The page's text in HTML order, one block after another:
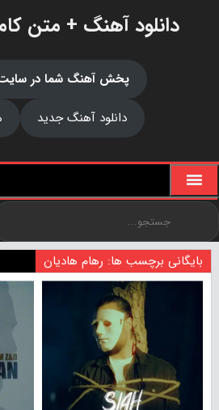
دانلود آهنگ + متن
پخش آهنگ شما در
دانلود آهنگ جدید
بایگانی برچسب ها: رهام هادیان